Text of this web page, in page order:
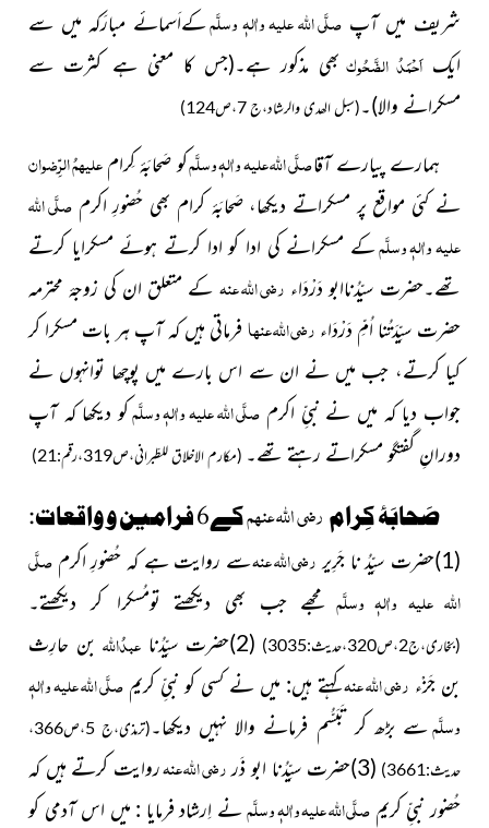
شریف میں آپ صلَّی اللہ علیہ واٰلہٖ وسلَّمکےاَسمائے مبارَکہ میں سے
ایکاَحْمَدُ الضَّحُوک بھی مذکور ہے۔(جس کا معنی ہے کثرت سے
مسکرانے والا)۔(سبل الھدی والرشاد،ج 7،ص124)
ہمارے پیارے آقاصلَّی اللہ علیہ واٰلہٖ وسلَّمکو صَحابَۂ کِرامعلیہمُ الرِّضوان
نے کئی مواقع پر مسکراتے دیکھا، صَحابَۂ کرام بھی حُضورِ اکرمصلَّی اللہ
علیہ واٰلہٖ وسلَّمکے مسکرانے کی ادا کو ادا کرتے ہوئے مسکرایا کرتے
تھے۔حضرت سیّدُناابو دَرْدَاء رضی اللہ عنہ کے متعلق ان کی زوجۂ محترمہ
حضرت سیِّدَتُنا اُمِّ دَرْدَاء رضی اللہ عنہا فرماتی ہیں کہ آپ ہر بات مسکرا کر
کیا کرتے، جب میں نے ان سے اس بارے میں پوچھا توانہوں نے
جواب دیا کہ میں نے نبیِّ اکرم صلَّی اللہ علیہ واٰلہٖ وسلَّمکو دیکھا کہ آپ
دورانِ گفتگو مسکراتے رہتے تھے۔ (مکارم الاخلاق للطّبرانی،ص319،رقم:21)
صَحابَۂ کِرام رضی اللہ عنھمکے6 فرامین و واقعات:
(1)حضرت سیِّدُ نا جَرِیر رضی اللہ عنہسے روایت ہے کہ حُضورِ اکرم صلَّی
اللہ علیہ واٰلہٖ وسلَّم مجھے جب بھی دیکھتے تومُسکرا کر دیکھتے۔
(بخاری،ج2،ص320،حدیث:3035) (2)حضرت سیِّدُنا عبدُاللہ بن حارِث
بن جَزْء رضی اللہ عنہکہتے ہیں: میں نے کسی کو نبیِّ کریم صلَّی اللہ علیہ واٰلہٖ
وسلَّمسے بڑھ کر تَبَسُّم فرمانے والا نہیں دیکھا۔
(ترمذی،ج 5،ص366،
حدیث:3661)
(3)حضرت سیِّدُنا ابو ذَر رضی اللہ عنہروایت کرتے ہیں کہ
حُضور نبیِّ کریم صلَّی اللہ علیہ واٰلہٖ وسلَّمنے اِرشاد فرمایا : میں اس آدمی کو